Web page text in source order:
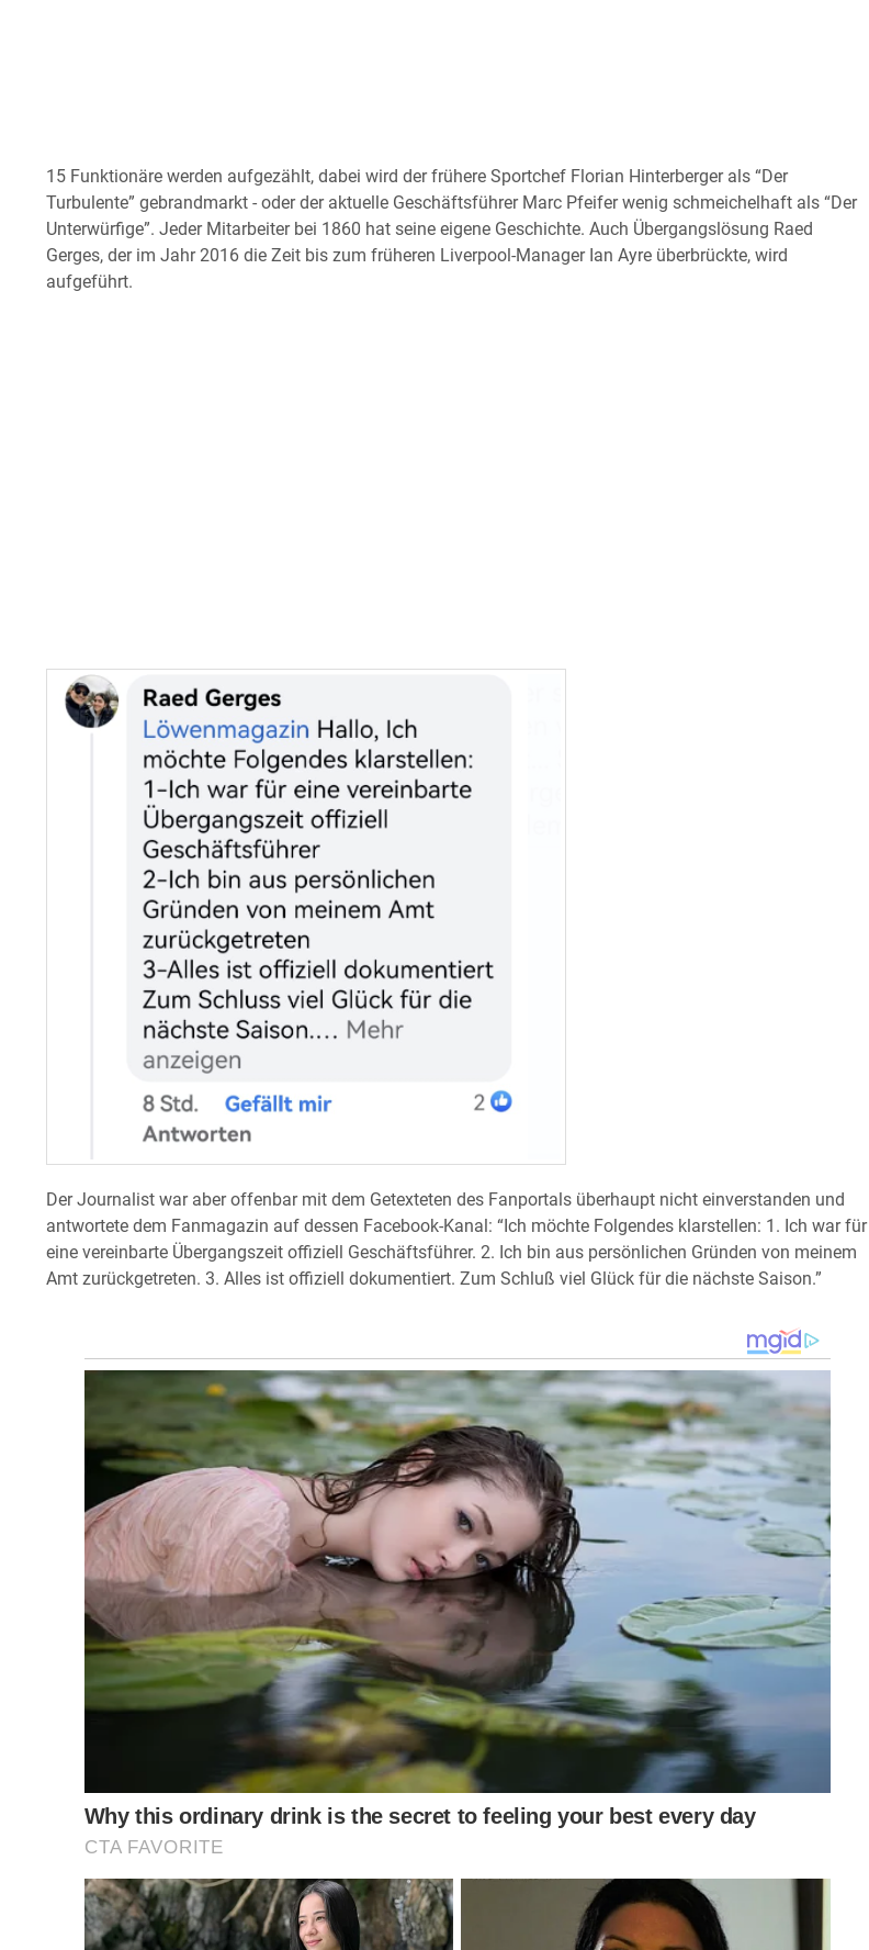
15 Funktionäre werden aufgezählt, dabei wird der frühere Sportchef Florian Hinterberger als “Der
Turbulente” gebrandmarkt - oder der aktuelle Geschäftsführer Marc Pfeifer wenig schmeichelhaft als “Der
Unterwürfige”. Jeder Mitarbeiter bei 1860 hat seine eigene Geschichte. Auch Übergangslösung Raed
Gerges, der im Jahr 2016 die Zeit bis zum früheren Liverpool-Manager Ian Ayre überbrückte, wird
aufgeführt.
Der Journalist war aber offenbar mit dem Getexteten des Fanportals überhaupt nicht einverstanden und
antwortete dem Fanmagazin auf dessen Facebook-Kanal: “Ich möchte Folgendes klarstellen: 1. Ich war für
eine vereinbarte Übergangszeit offiziell Geschäftsführer. 2. Ich bin aus persönlichen Gründen von meinem
Amt zurückgetreten. 3. Alles ist offiziell dokumentiert. Zum Schluß viel Glück für die nächste Saison.”